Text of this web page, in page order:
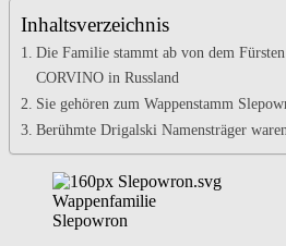
Inhaltsverzeichnis
Die Familie stammt ab von dem
CORVINO in Russland
Sie gehören zum Wappenstamm
Berühmte Drigalski Namensträger
Wappenfamilie
Slepowron